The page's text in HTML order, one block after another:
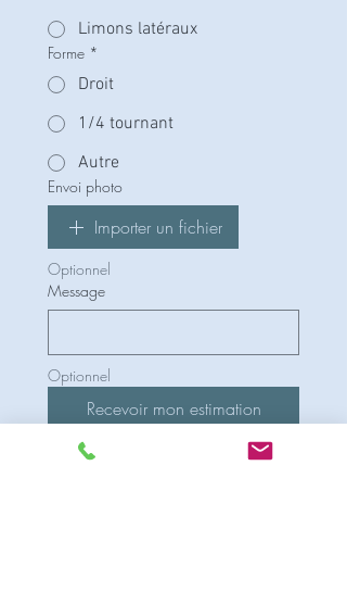
Limons latéraux
Forme *
Droit
1/4 tournant
Autre
Envoi photo
Importer un fichier
Optionnel
Message
Optionnel
Recevoir mon estimation